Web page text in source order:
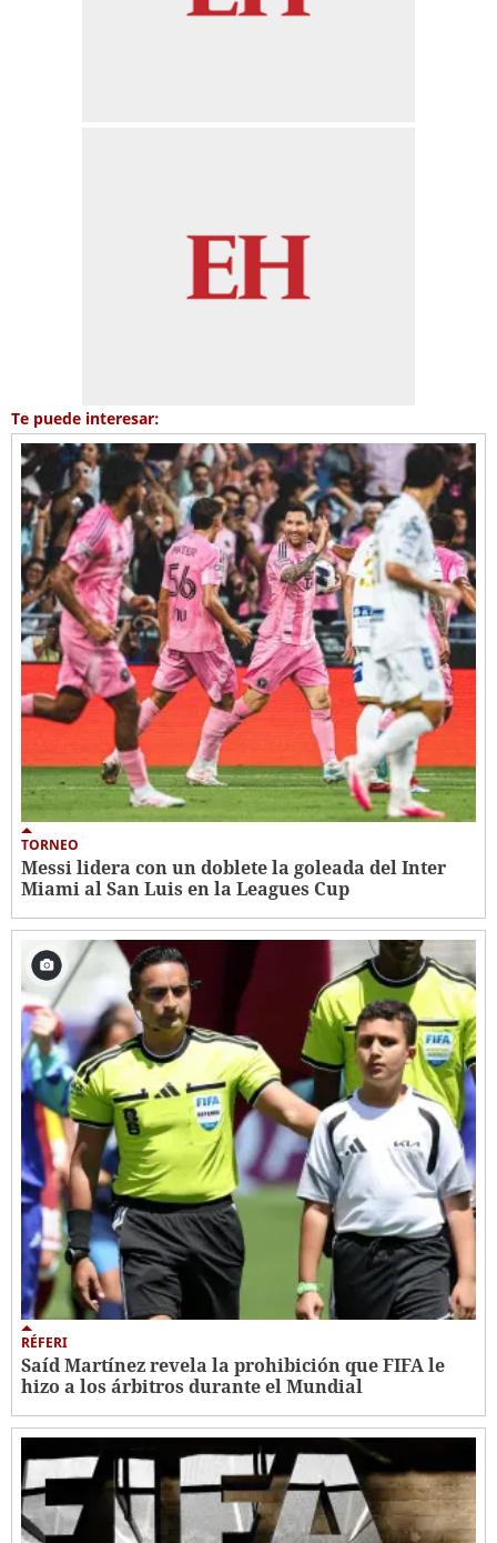
Te puede interesar:
TORNEO
Messi lidera con un doblete la goleada del Inter
Miami al San Luis en la Leagues Cup
RÉFERI
Saíd Martínez revela la prohibición que FIFA le
hizo a los árbitros durante el Mundial